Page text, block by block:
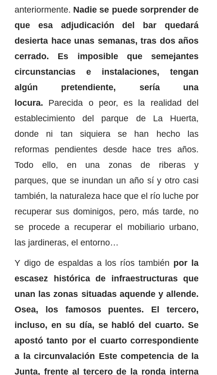
anteriormente. Nadie se puede sorprender de
que esa adjudicación del bar quedará
desierta hace unas semanas, tras dos años
cerrado. Es imposible que semejantes
circunstancias e instalaciones, tengan
algún pretendiente, sería una
locura. Parecida o peor, es la realidad del
establecimiento del parque de La Huerta,
donde ni tan siquiera se han hecho las
reformas pendientes desde hace tres años.
Todo ello, en una zonas de riberas y
parques, que se inundan un año sí y otro casi
también, la naturaleza hace que el río luche por
recuperar sus dominigos, pero, más tarde, no
se procede a recuperar el mobiliario urbano,
las jardineras, el entorno…
Y digo de espaldas a los ríos también por la
escasez histórica de infraestructuras que
unan las zonas situadas aquende y allende.
Osea, los famosos puentes. El tercero,
incluso, en su día, se habló del cuarto. Se
apostó tanto por el cuarto correspondiente
a la circunvalación Este competencia de la
Junta, frente al tercero de la ronda interna